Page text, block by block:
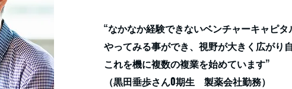
“なかなか経験できないベンチャーキャピ
やってみる事ができ、視野が大きく広がり
これを機に複数の複業を始めています”
​（黒田垂歩さん0期生 製薬会社勤務）